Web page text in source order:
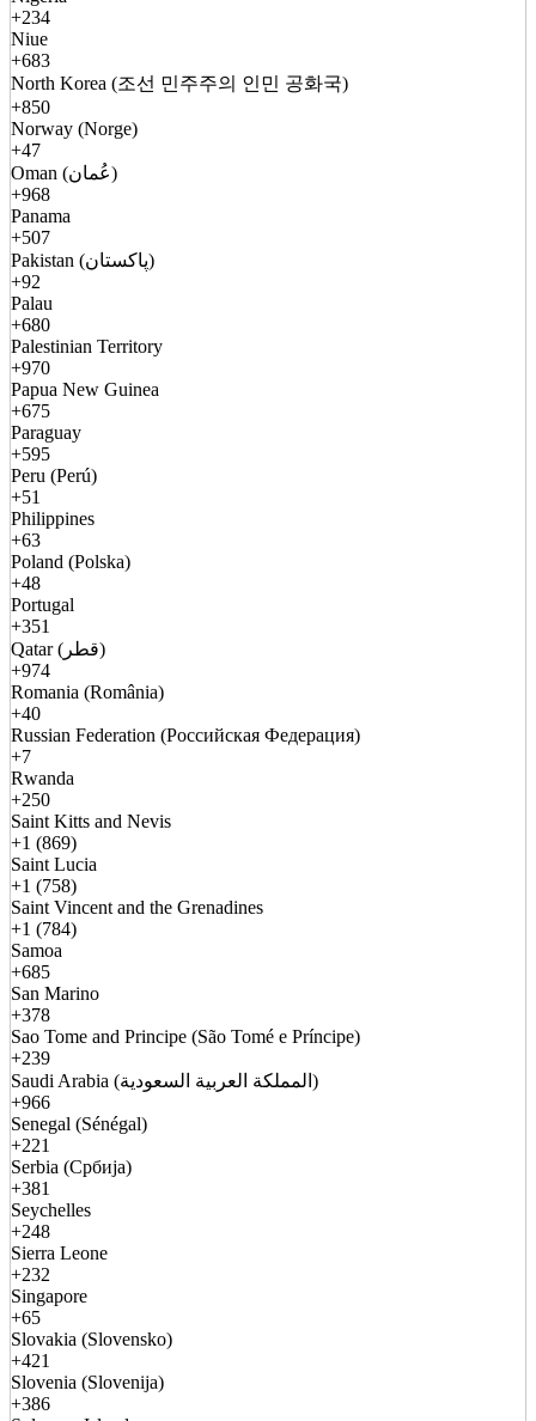
+234
Niue
+683
North Korea (조선 민주주의 인민 공화국)
+850
Norway (Norge)
+47
Oman (عُمان)
+968
Panama
+507
Pakistan (پاکستان)
+92
Palau
+680
Palestinian Territory
+970
Papua New Guinea
+675
Paraguay
+595
Peru (Perú)
+51
Philippines
+63
Poland (Polska)
+48
Portugal
+351
Qatar (قطر)
+974
Romania (România)
+40
Russian Federation (Российская Федерация)
+7
Rwanda
+250
Saint Kitts and Nevis
+1 (869)
Saint Lucia
+1 (758)
Saint Vincent and the Grenadines
+1 (784)
Samoa
+685
San Marino
+378
Sao Tome and Principe (São Tomé e Príncipe)
+239
Saudi Arabia (المملكة العربية السعودية)
+966
Senegal (Sénégal)
+221
Serbia (Србија)
+381
Seychelles
+248
Sierra Leone
+232
Singapore
+65
Slovakia (Slovensko)
+421
Slovenia (Slovenija)
+386